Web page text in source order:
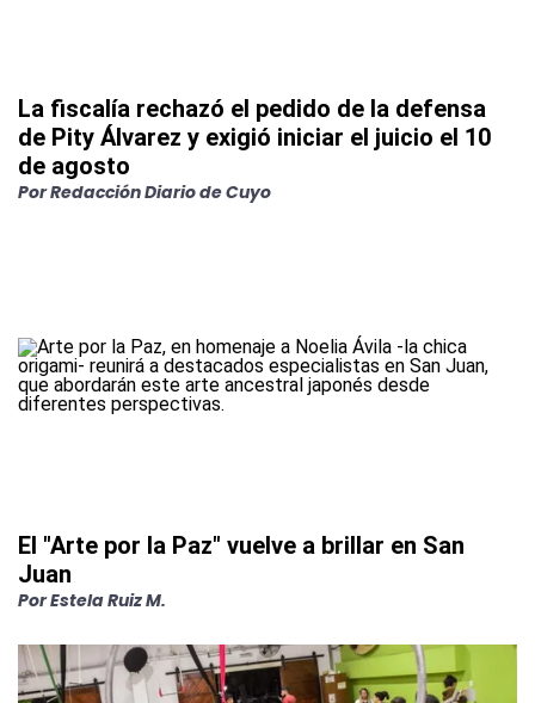
La fiscalía rechazó el pedido de la defensa
de Pity Álvarez y exigió iniciar el juicio el 10
de agosto
PorRedacción Diario de Cuyo
El "Arte por la Paz" vuelve a brillar en San
Juan
PorEstela Ruiz M.